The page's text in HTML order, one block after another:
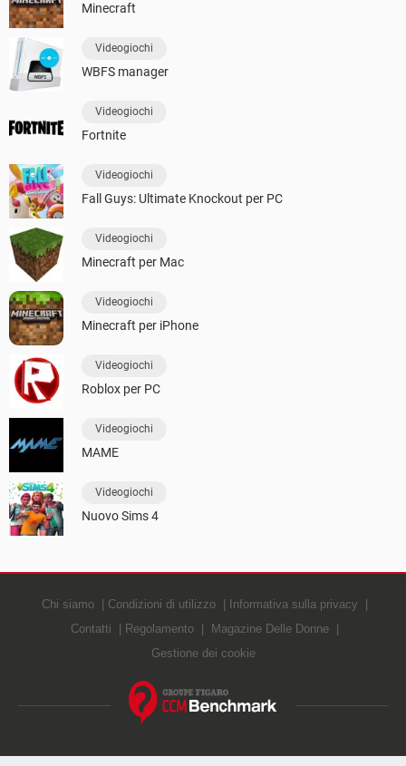
Minecraft
Videogiochi
WBFS manager
Videogiochi
Fortnite
Videogiochi
Fall Guys: Ultimate Knockout per PC
Videogiochi
Minecraft per Mac
Videogiochi
Minecraft per iPhone
Videogiochi
Roblox per PC
Videogiochi
MAME
Videogiochi
Nuovo Sims 4
Chi siamo Condizioni di utilizzo
Informativa sulla privacy
Contatti
Regolamento
Magazine Delle Donne
Gestione dei cookie